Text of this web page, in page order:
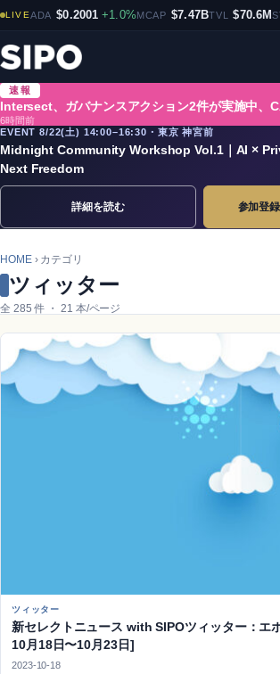
LIVEADA $0.2001 +1.0%MCAP $7.47BTVL $70.6M
速報
Intersect、ガバナンスアクション2件が実施中、
6時間前
EVENT 8/22(土) 14:00–16:30・東京 神宮前
Midnight Community Workshop Vol.1｜AI ×
Next Freedom
詳細を読む 参加登
HOME› カテゴリ
ツィッター
全 285 件 ・ 21 本/ページ
ツィッター
新セレクトニュース with SIPOツィッター：エ
10月18日〜10月23日]
2023-10-18